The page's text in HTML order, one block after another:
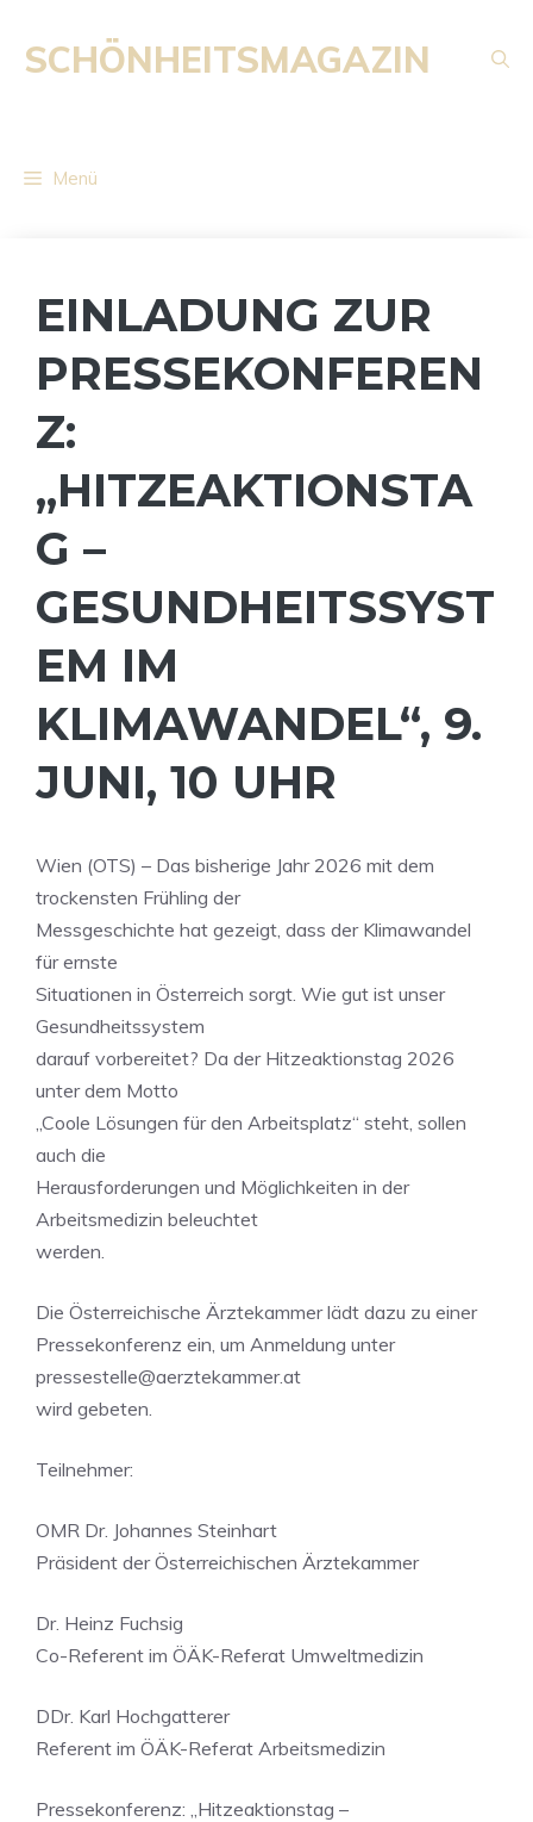
Inhalt
springen
SCHÖNHEITSMAGAZIN
Menü
EINLADUNG ZUR
PRESSEKONFEREN
Z:
„HITZEAKTIONSTA
G –
GESUNDHEITSSYST
EM IM
KLIMAWANDEL“, 9.
JUNI, 10 UHR
Wien (OTS) – Das bisherige Jahr 2026 mit dem
trockensten Frühling der
Messgeschichte hat gezeigt, dass der Klimawandel
für ernste
Situationen in Österreich sorgt. Wie gut ist unser
Gesundheitssystem
darauf vorbereitet? Da der Hitzeaktionstag 2026
unter dem Motto
„Coole Lösungen für den Arbeitsplatz“ steht, sollen
auch die
Herausforderungen und Möglichkeiten in der
Arbeitsmedizin beleuchtet
werden.
Die Österreichische Ärztekammer lädt dazu zu einer
Pressekonferenz ein, um Anmeldung unter
pressestelle@aerztekammer.at
wird gebeten.
Teilnehmer:
OMR Dr. Johannes Steinhart
Präsident der Österreichischen Ärztekammer
Dr. Heinz Fuchsig
Co-Referent im ÖÄK-Referat Umweltmedizin
DDr. Karl Hochgatterer
Referent im ÖÄK-Referat Arbeitsmedizin
Pressekonferenz: „Hitzeaktionstag –